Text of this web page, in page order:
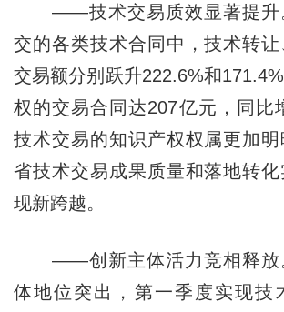
——技术交易质效显著提升
交的各类技术合同中，技术转
交易额分别跃升222.6%和
权的交易合同达207亿元，同比
技术交易的知识产权权属更加
省技术交易成果质量和落地转
现新跨越。
——创新主体活力竞相释放
体地位突出，第一季度实现技